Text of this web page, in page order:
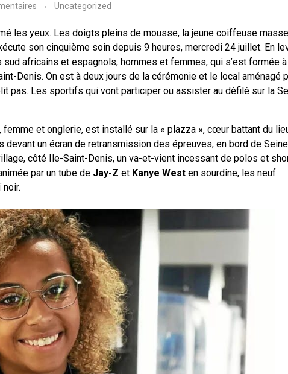
Uncategorized
les yeux. Les doigts pleins de mousse, la jeune coiffeuse masse
son cinquième soin depuis 9 heures, mercredi 24 juillet. En
africains et espagnols, hommes et femmes, qui s’est formée à
Denis. On est à deux jours de la cérémonie et le local aménagé
pas. Les sportifs qui vont participer ou assister au défilé sur la
et onglerie, est installé sur la « plazza », cœur battant du
un écran de retransmission des épreuves, en bord de
côté Ile-Saint-Denis, un va-et-vient incessant de polos et
par un tube de Jay-Z et Kanye West en sourdine, les neuf